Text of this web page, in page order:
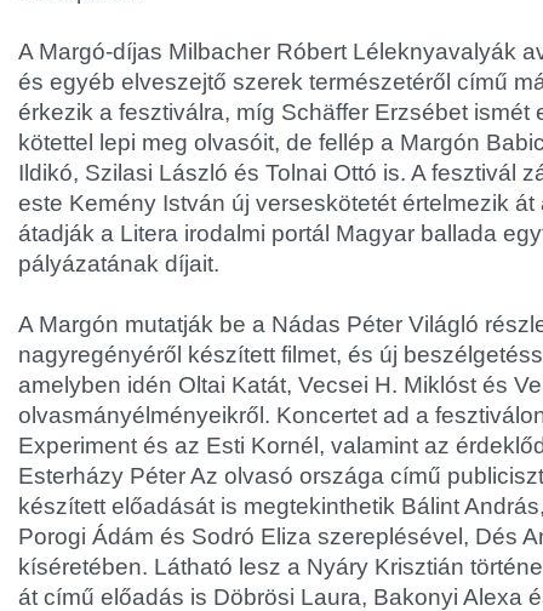
A Margó-díjas Milbacher Róbert Léleknyavalyák
és egyéb elveszejtő szerek természetéről című
érkezik a fesztiválra, míg Schäffer Erzsébet ismét
kötettel lepi meg olvasóit, de fellép a Margón
Ildikó, Szilasi László és Tolnai Ottó is. A fesztivál
este Kemény István új verseskötetét értelmezik át
átadják a Litera irodalmi portál Magyar ballada
pályázatának díjait.
A Margón mutatják be a Nádas Péter Világló
nagyregényéről készített filmet, és új
amelyben idén Oltai Katát, Vecsei H. Miklóst és
olvasmányélményeikről. Koncertet ad a
Experiment és az Esti Kornél, valamint az
Esterházy Péter Az olvasó országa című
készített előadását is megtekinthetik Bálint
Porogi Ádám és Sodró Eliza szereplésével, Dés
kíséretében. Látható lesz a Nyáry Krisztián
át című előadás is Döbrösi Laura, Bakonyi Alexa